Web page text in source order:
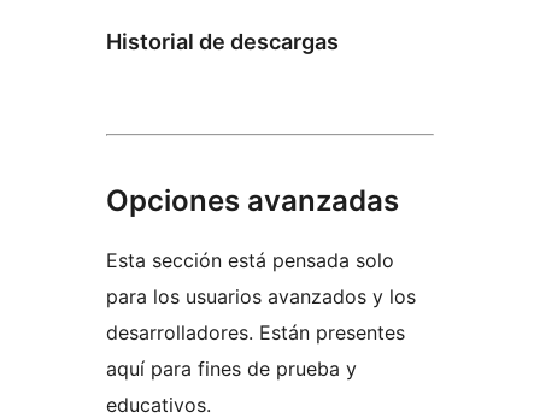
Historial de descargas
Opciones avanzadas
Esta sección está pensada solo
para los usuarios avanzados y los
desarrolladores. Están presentes
aquí para fines de prueba y
educativos.